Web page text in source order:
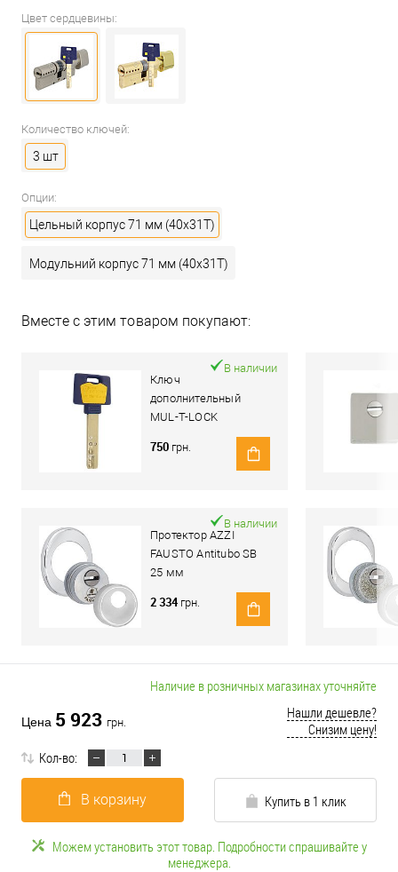
Цвет сердцевины:
Количество ключей:
3 шт
Опции:
Цельный корпус 71 мм (40x31T)
Модульний корпус 71 мм (40x31T)
Вместе с этим товаром покупают:
Ключ
дополнительный
MUL-T-LOCK
MTL600/Interactive+
В наличии
750 грн.
Протектор AZZI
FAUSTO Antitubo SB
25 мм
овальный широкий
хром полированный
В наличии
2 334 грн.
Наличие в розничных магазинах уточняйте
Цена 5 923 грн.
Нашли дешевле?
Снизим цену!
Кол-во:
В корзину Купить в 1 клик
Можем установить этот товар. Подробности спрашивайте у
менеджера.